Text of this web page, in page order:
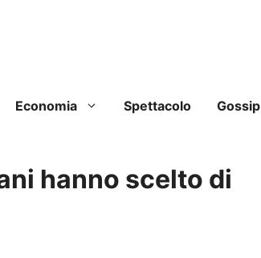
Economia Spettacolo Gossip
hanno scelto di